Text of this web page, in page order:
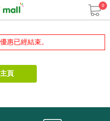
0
惠已經結束。
頁